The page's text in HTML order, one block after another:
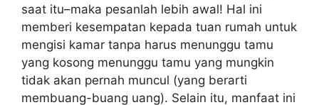
saat itu–maka pesanlah lebih awal! Hal ini
memberi kesempatan kepada tuan rumah untuk
mengisi kamar tanpa harus menunggu tamu
yang kosong menunggu tamu yang mungkin
tidak akan pernah muncul (yang berarti
membuang-buang uang). Selain itu, manfaat ini